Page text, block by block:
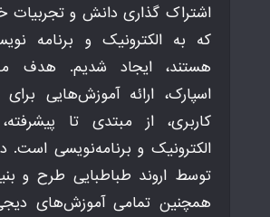
اشتراک گذاری دانش و تجربیات
که به الکترونیک و برنامه
هستند، ایجاد شدیم. هدف
اسپارک، ارائه آموزش‌هایی
کاربری، از مبتدی تا
الکترونیک و برنامه‌نویسی است.
توسط اروند طباطبایی طرح و
همچنین تمامی آموزش‌های